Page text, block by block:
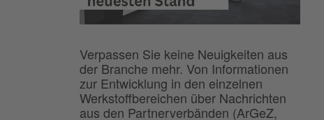
Verpassen Sie keine Neuigkeiten aus
der Branche mehr. Von Informationen
zur Entwicklung in den einzelnen
Werkstoffbereichen über Nachrichten
aus den Partnerverbänden (ArGeZ,